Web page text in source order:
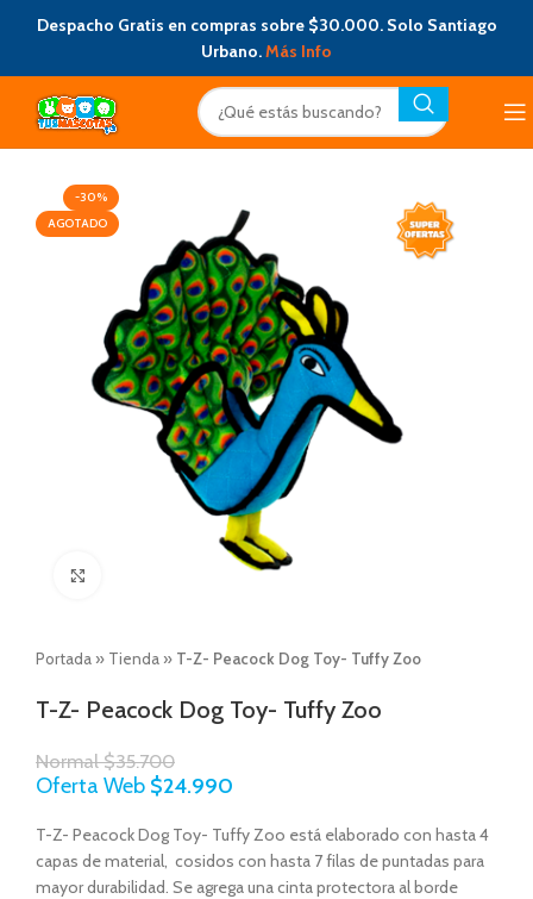
Despacho Gratis en compras sobre $30.000. Solo Santiago
Urbano.Más Info
-30%
AGOTADO
Portada » Tienda » T-Z- Peacock Dog Toy- Tuffy Zoo
T-Z- Peacock Dog Toy- Tuffy Zoo
Normal$35.700
Oferta Web $24.990
T-Z- Peacock Dog Toy- Tuffy Zoo está elaborado con hasta 4
capas de material, cosidos con hasta 7 filas de puntadas para
mayor durabilidad. Se agrega una cinta protectora al borde